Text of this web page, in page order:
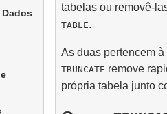
de
String
tabelas ou removê-
TABLE.
As duas pertencem
TRUNCATE remove
própria tabela junto